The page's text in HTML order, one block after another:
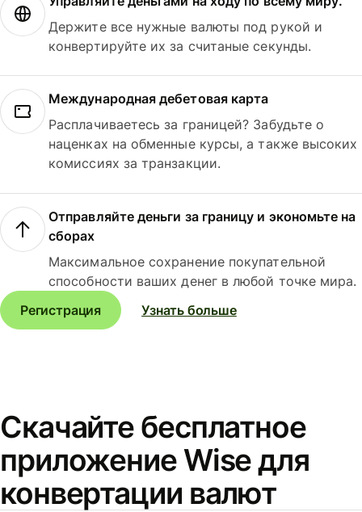
Держите все нужные валюты под рукой и
конвертируйте их за считаные секунды.
Международная дебетовая карта
Расплачиваетесь за границей? Забудьте о
наценках на обменные курсы, а также высоких
комиссиях за транзакции.
Отправляйте деньги за границу и экономьте на
сборах
Максимальное сохранение покупательной
способности ваших денег в любой точке мира.
Регистрация
Узнать больше
Скачайте бесплатное
приложение Wise для
конвертации валют